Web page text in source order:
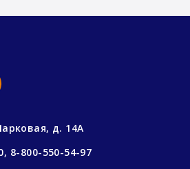
д. 14А
8-800-550-54-97